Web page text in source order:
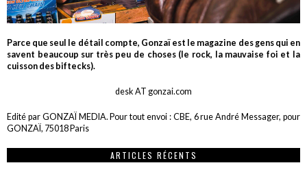
Parce que seul le détail compte, Gonzaï est le magazine des gens qui en
savent beaucoup sur très peu de choses (le rock, la mauvaise foi et la
cuisson des biftecks).
desk AT gonzai.com
Edité par GONZAÏ MEDIA. Pour tout envoi : CBE, 6 rue André Messager, pour
GONZAÏ, 75018 Paris
ARTICLES RÉCENTS